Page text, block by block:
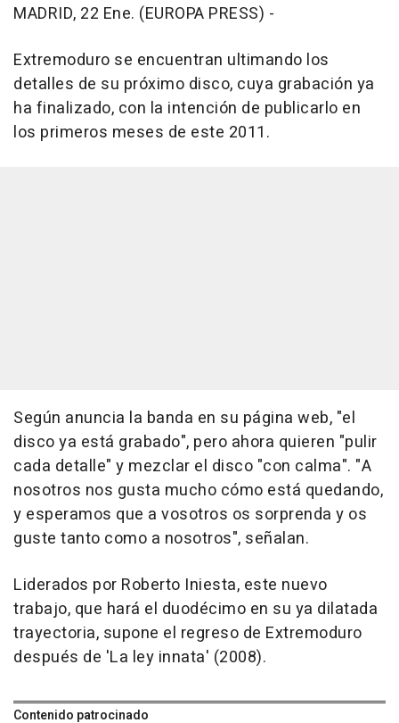
MADRID, 22 Ene. (EUROPA PRESS) -
Extremoduro se encuentran ultimando los
detalles de su próximo disco, cuya grabación ya
ha finalizado, con la intención de publicarlo en
los primeros meses de este 2011.
Según anuncia la banda en su página web, "el
disco ya está grabado", pero ahora quieren "pulir
cada detalle" y mezclar el disco "con calma". "A
nosotros nos gusta mucho cómo está quedando,
y esperamos que a vosotros os sorprenda y os
guste tanto como a nosotros", señalan.
Liderados por Roberto Iniesta, este nuevo
trabajo, que hará el duodécimo en su ya dilatada
trayectoria, supone el regreso de Extremoduro
después de 'La ley innata' (2008).
Contenido patrocinado